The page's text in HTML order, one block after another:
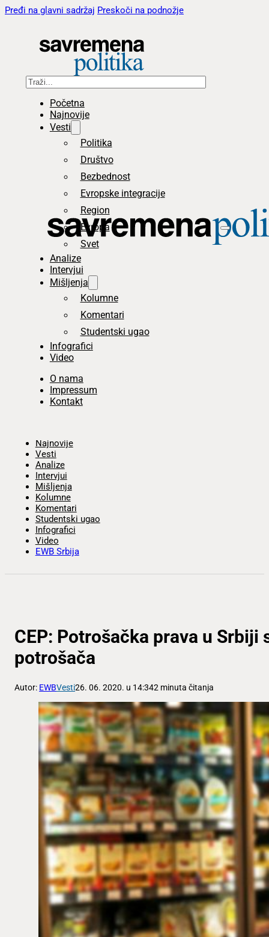
Pređi na glavni sadržaj Preskoči na podnožje
Pretraga
Početna
Najnovije
Vesti
Politika
Društvo
Bezbednost
Evropske integracije
Region
Evropa
Svet
Analize
Intervjui
Mišljenja
Kolumne
Komentari
Studentski ugao
Infografici
Video
O nama
Impressum
Kontakt
Najnovije
Vesti
Analize
Intervjui
Mišljenja
Kolumne
Komentari
Studentski ugao
Infografici
Video
EWB Srbija
CEP: Potrošačka prava u
potrošača
Autor: EWBVesti26. 06. 2020. u 14:342 minuta čitanja